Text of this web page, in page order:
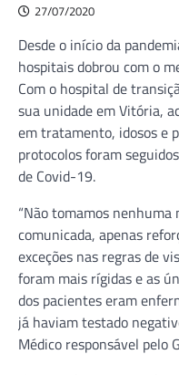
27/07/2020
Desde o início da
hospitais dobrou com o
Com o hospital de
sua unidade em Vitória,
em tratamento, idosos e
protocolos foram
de Covid-19.
“Não tomamos
comunicada, apenas
exceções nas regras de
foram mais rígidas e as
dos pacientes eram
já haviam testado
Médico responsável pelo